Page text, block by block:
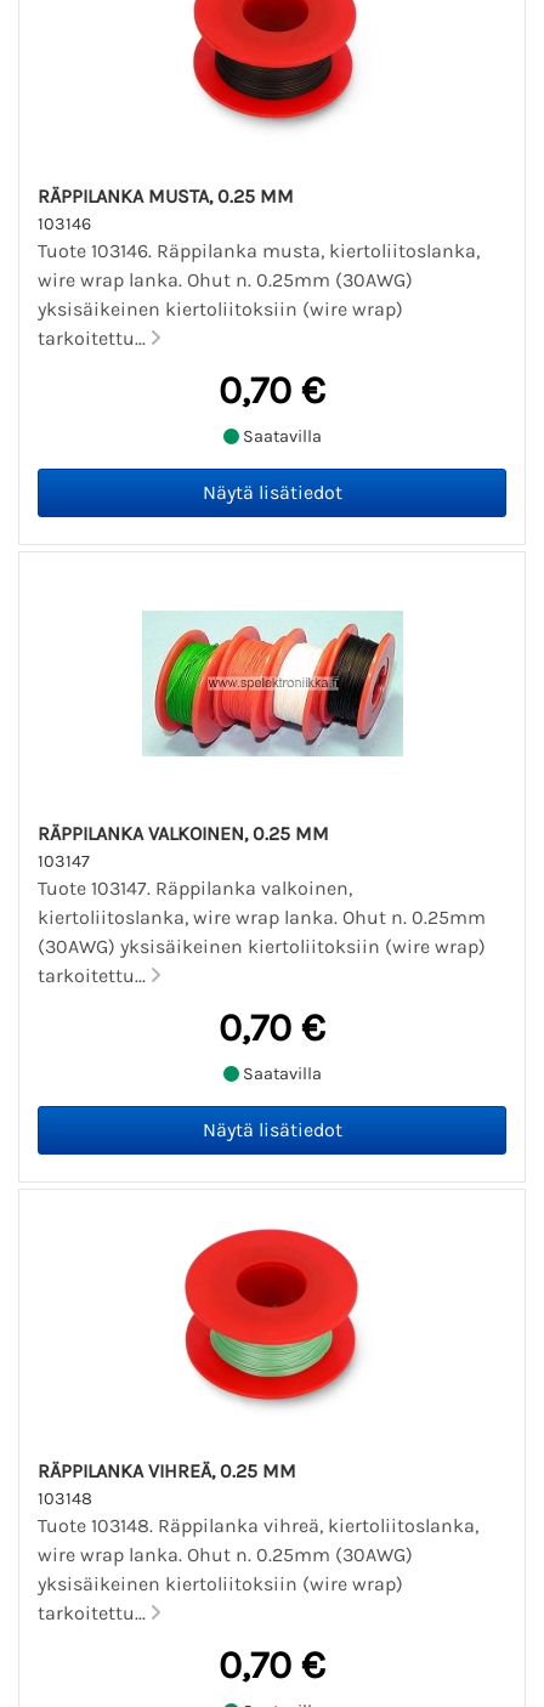
RÄPPILANKA MUSTA, 0.25 MM
103146
Tuote 103146. Räppilanka musta, kiertoliitoslanka,
wire wrap lanka. Ohut n. 0.25mm (30AWG)
yksisäikeinen kiertoliitoksiin (wire wrap)
tarkoitettu...
0,70 €
Saatavilla
RÄPPILANKA VALKOINEN, 0.25 MM
103147
Tuote 103147. Räppilanka valkoinen,
kiertoliitoslanka, wire wrap lanka. Ohut n. 0.25mm
(30AWG) yksisäikeinen kiertoliitoksiin (wire wrap)
tarkoitettu...
0,70 €
Saatavilla
RÄPPILANKA VIHREÄ, 0.25 MM
103148
Tuote 103148. Räppilanka vihreä, kiertoliitoslanka,
wire wrap lanka. Ohut n. 0.25mm (30AWG)
yksisäikeinen kiertoliitoksiin (wire wrap)
tarkoitettu...
0,70 €